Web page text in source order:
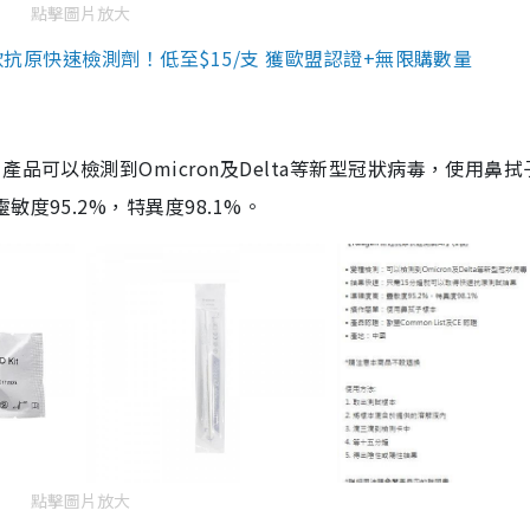
點擊圖片放大
原快速檢測劑！低至$15/支 獲歐盟認證+無限購數量
品可以檢測到Omicron及Delta等新型冠狀病毒，使用鼻拭
度95.2%，特異度98.1%。
點擊圖片放大